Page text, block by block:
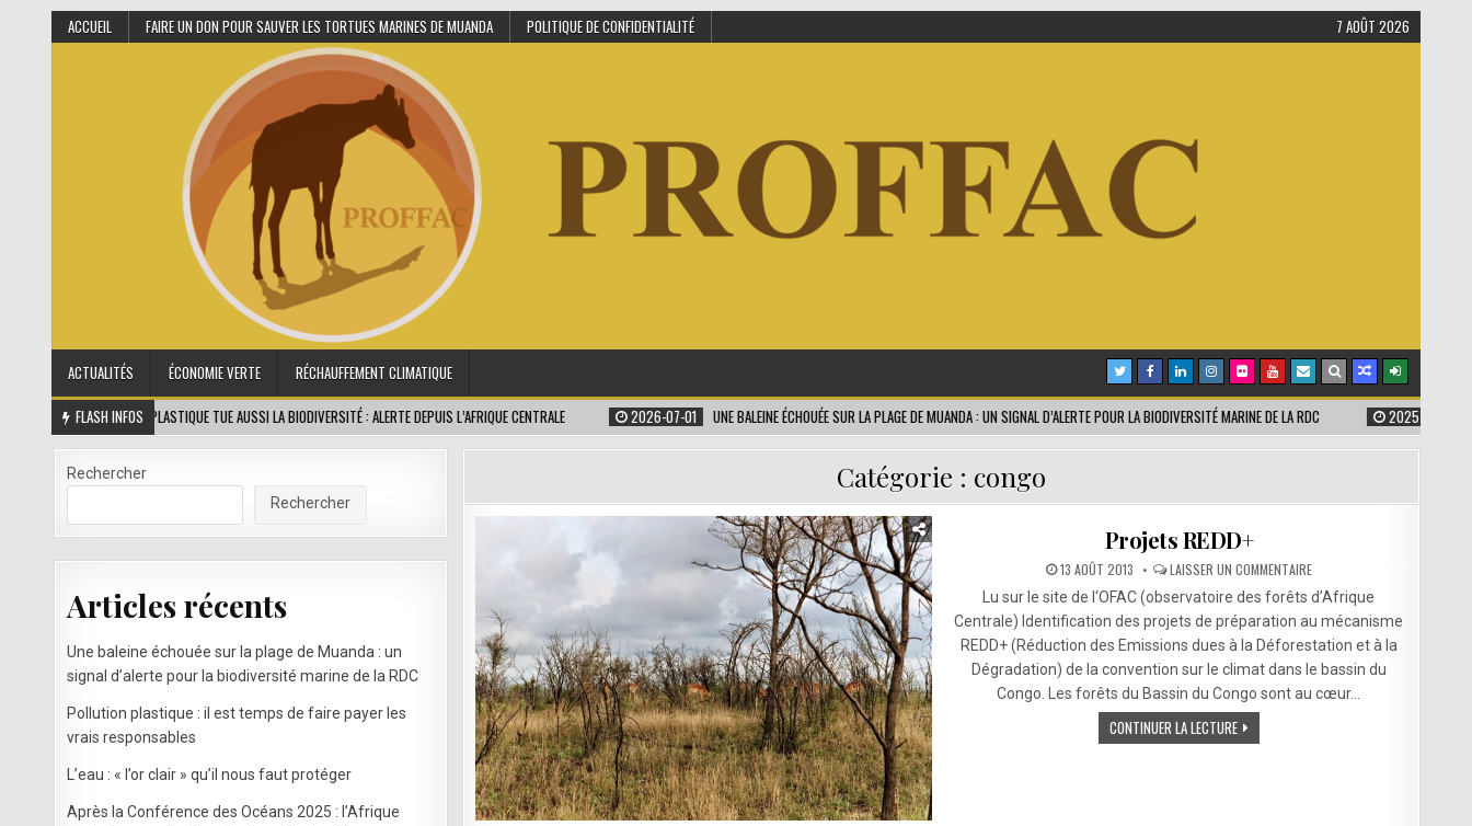
ACCUEIL FAIRE UN DON POUR SAUVER LES TORTUES MARINES DE MUANDA POLITIQUE DE CONFIDENTIALITÉ 7 AOÛT 2026
ACTUALITÉS ÉCONOMIE VERTE
RÉCHAUFFEMENT CLIMATIQUE
FLASH INFOS
06-10 LE PLASTIQUE TUE AUSSI LA BIODIVERSITÉ : ALERTE DEPUIS L’AFRIQUE CENTRALE 2026-07-01 UNE BALEINE ÉCHOUÉE SUR LA PLAGE DE MUANDA : UN SIGNAL D’ALERTE POUR LA BIODIVERSITÉ MARINE DE LA RDC 2025-07-13
Catégorie : congo
Projets REDD+
13 AOÛT 2013 LAISSER UN COMMENTAIRESUR
PROJETS
REDD+
Lu sur le site de l‘OFAC (observatoire des forêts d’Afrique
Centrale) Identification des projets de préparation au mécanisme
REDD+ (Réduction des Emissions dues à la Déforestation et à la
Dégradation) de la convention sur le climat dans le bassin du
Congo. Les forêts du Bassin du Congo sont au cœur…
CONTINUER LA LECTURE
Rechercher
Rechercher
Articles récents
Une baleine échouée sur la plage de Muanda : un
signal d’alerte pour la biodiversité marine de la RDC
Pollution plastique : il est temps de faire payer les
vrais responsables
L’eau : « l’or clair » qu’il nous faut protéger
Après la Conférence des Océans 2025 : l’Afrique